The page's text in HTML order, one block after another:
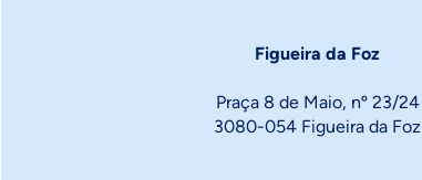
Figueira da Foz
Praça 8 de Maio, nº 23/24
3080-054 Figueira da Foz